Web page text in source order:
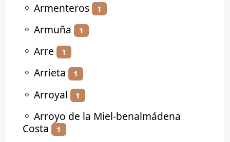
⚬ Armenteros 1
⚬ Armuña 1
⚬ Arre 1
⚬ Arrieta 1
⚬ Arroyal 1
⚬ Arroyo de la Miel-benalmádena
Costa
1